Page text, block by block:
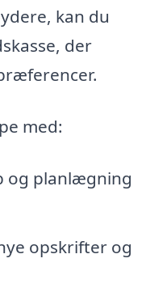
kan du
der
med:
og planlægning
opskrifter og